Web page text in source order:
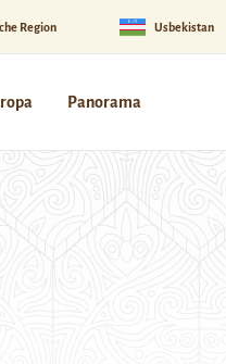
Region Usbekistan
Panorama